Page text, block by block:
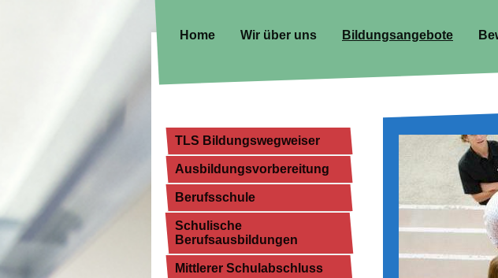
Home Wir über uns Bildungsangebote
TLS Bildungswegweiser
Ausbildungsvorbereitung
Berufsschule
Schulische
Berufsausbildungen
Mittlerer Schulabschluss